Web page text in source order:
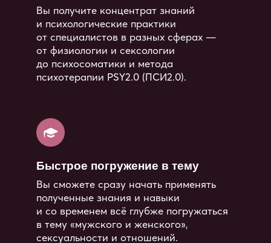
психологов и сексологов.
Программа